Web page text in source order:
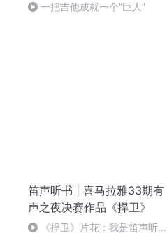
一把吉他成就一个“巨人”
笛声听书 | 喜马拉雅33期有
声之夜决赛作品《捍卫》
《捍卫》片花：我是笛声听